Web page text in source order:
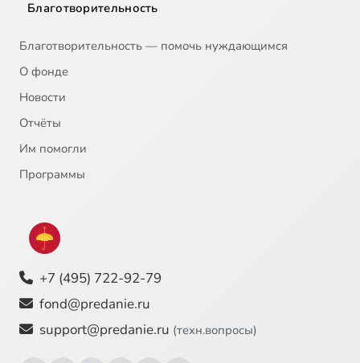
Благотворительность
Благотворительность — помочь нуждающимся
О фонде
Новости
Отчёты
Им помогли
Программы
+7 (495) 722-92-79
fond@predanie.ru
support@predanie.ru (техн.вопросы)